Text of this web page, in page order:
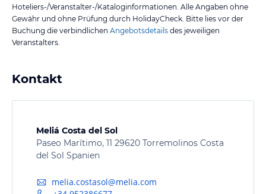
Hoteliers-/Veranstalter-/Kataloginformationen. Alle Angaben ohne
Gewähr und ohne Prüfung durch HolidayCheck. Bitte lies vor der
Buchung die verbindlichen Angebotsdetails des jeweiligen
Veranstalters.
Kontakt
Meliá Costa del Sol
Paseo Marítimo, 11 29620 Torremolinos Costa
del Sol Spanien
melia.costasol@melia.com